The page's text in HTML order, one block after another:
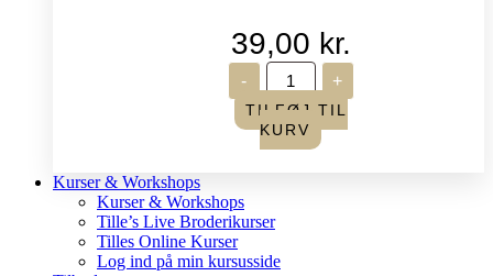
39,00 kr.
-
John
James
-
Perlenåle
Krumme
+
TILFØJ TIL
KURV
Kurser & Workshops
Kurser & Workshops
Tille’s Live Broderikurser
Tilles Online Kurser
Log ind på min kursusside